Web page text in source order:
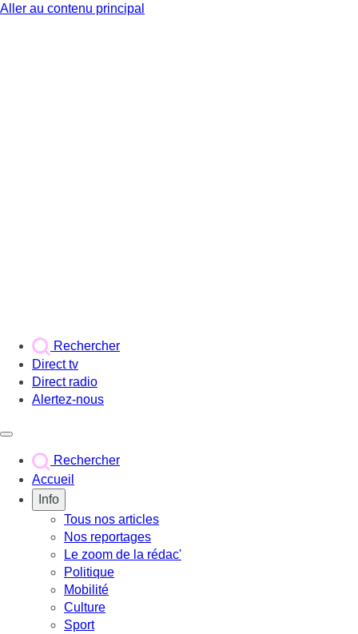
Aller au contenu principal
Rechercher
Direct tv
Direct radio
Alertez-nous
Rechercher
Accueil
Info
Tous nos articles
Nos reportages
Le zoom de la rédac'
Politique
Mobilité
Culture
Sport